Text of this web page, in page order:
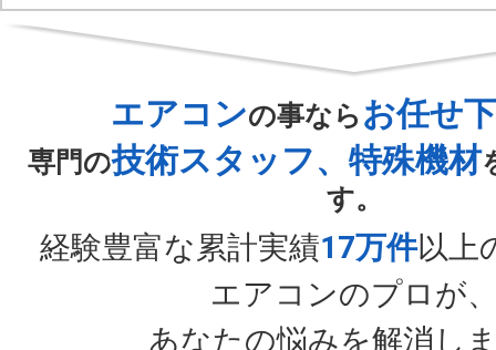
エアコンの事なら お任せ
専門の技術スタッフ、特殊機材
す。
経験豊富な累計実績17万件以上
エアコンのプロが
あなたの悩みを解消し